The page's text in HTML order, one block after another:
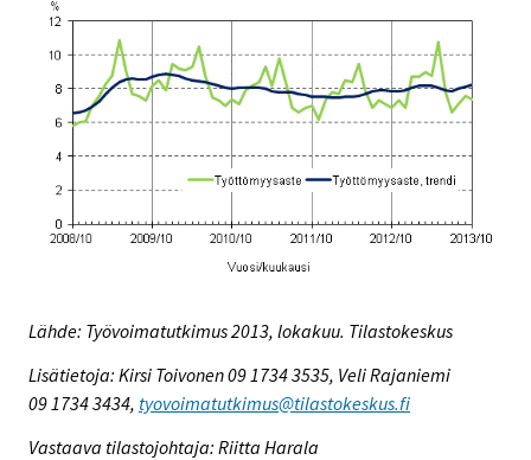
Lähde: Työvoimatutkimus 2013, lokakuu. Tilastokeskus
Lisätietoja: Kirsi Toivonen 09 1734 3535, Veli Rajaniemi
09 1734 3434, tyovoimatutkimus@tilastokeskus.fi
Vastaava tilastojohtaja: Riitta Harala